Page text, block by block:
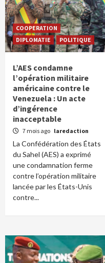
COOPERATION
DIPLOMATIE
POLITIQUE
L’AES condamne
l’opération militaire
américaine contre le
Venezuela : Un acte
d’ingérence
inacceptable
7 mois ago laredaction
La Confédération des États
du Sahel (AES) a exprimé
une condamnation ferme
contre l’opération militaire
lancée par les États-Unis
contre...